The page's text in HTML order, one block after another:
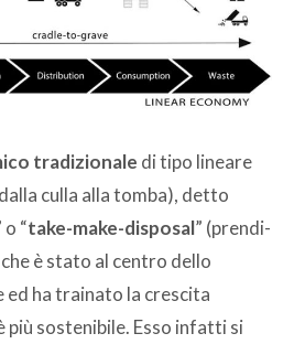
tradizionale di tipo lineare
culla alla tomba), detto
“take-make-disposal” (prendi-
è stato al centro dello
ed ha trainato la crescita
più sostenibile. Esso infatti si